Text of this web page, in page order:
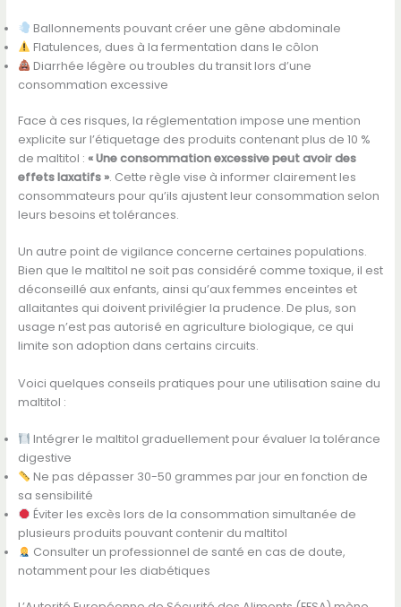
Ballonnements pouvant créer une gêne abdominale
Flatulences, dues à la fermentation dans le côlon
Diarrhée légère ou troubles du transit lors d’une
consommation excessive
Face à ces risques, la réglementation impose une mention
explicite sur l’étiquetage des produits contenant plus de 10 %
de maltitol : « Une consommation excessive peut avoir des
effets laxatifs ». Cette règle vise à informer clairement les
consommateurs pour qu’ils ajustent leur consommation selon
leurs besoins et tolérances.
Un autre point de vigilance concerne certaines populations.
Bien que le maltitol ne soit pas considéré comme toxique, il est
déconseillé aux enfants, ainsi qu’aux femmes enceintes et
allaitantes qui doivent privilégier la prudence. De plus, son
usage n’est pas autorisé en agriculture biologique, ce qui
limite son adoption dans certains circuits.
Voici quelques conseils pratiques pour une utilisation saine du
maltitol :
Intégrer le maltitol graduellement pour évaluer la tolérance
digestive
Ne pas dépasser 30-50 grammes par jour en fonction de
sa sensibilité
Éviter les excès lors de la consommation simultanée de
plusieurs produits pouvant contenir du maltitol
Consulter un professionnel de santé en cas de doute,
notamment pour les diabétiques